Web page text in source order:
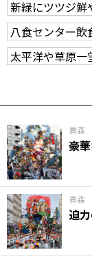
新緑にツツジ
八食センター
太平洋や草原
青森
豪
青森
迫